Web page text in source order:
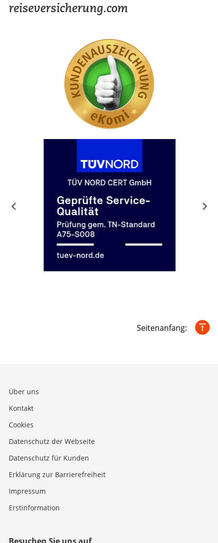
reiseversicherung.com
Seitenanfang:
Über uns
Kontakt
Cookies
Datenschutz der Webseite
Datenschutz für Kunden
Erklärung zur Barrierefreiheit
Impressum
Erstinformation